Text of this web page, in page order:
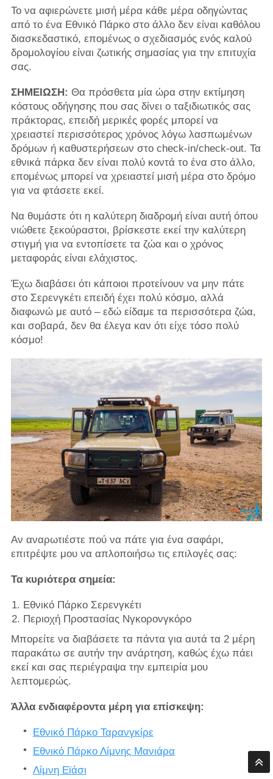
Το να αφιερώνετε μισή μέρα κάθε μέρα οδηγώντας
από το ένα Εθνικό Πάρκο στο άλλο δεν είναι καθόλου
διασκεδαστικό, επομένως ο σχεδιασμός ενός καλού
δρομολογίου είναι ζωτικής σημασίας για την επιτυχία
σας.
ΣΗΜΕΙΩΣΗ: Θα πρόσθετα μία ώρα στην εκτίμηση
κόστους οδήγησης που σας δίνει ο ταξιδιωτικός σας
πράκτορας, επειδή μερικές φορές μπορεί να
χρειαστεί περισσότερος χρόνος λόγω λασπωμένων
δρόμων ή καθυστερήσεων στο check-in/check-out. Τα
εθνικά πάρκα δεν είναι πολύ κοντά το ένα στο άλλο,
επομένως μπορεί να χρειαστεί μισή μέρα στο δρόμο
για να φτάσετε εκεί.
Να θυμάστε ότι η καλύτερη διαδρομή είναι αυτή όπου
νιώθετε ξεκούραστοι, βρίσκεστε εκεί την καλύτερη
στιγμή για να εντοπίσετε τα ζώα και ο χρόνος
μεταφοράς είναι ελάχιστος.
Έχω διαβάσει ότι κάποιοι προτείνουν να μην πάτε
στο Σερενγκέτι επειδή έχει πολύ κόσμο, αλλά
διαφωνώ με αυτό – εδώ είδαμε τα περισσότερα ζώα,
και σοβαρά, δεν θα έλεγα καν ότι είχε τόσο πολύ
κόσμο!
Αν αναρωτιέστε πού να πάτε για ένα σαφάρι,
επιτρέψτε μου να απλοποιήσω τις επιλογές σας:
Τα κυριότερα σημεία:
Εθνικό Πάρκο Σερενγκέτι
Περιοχή Προστασίας Νγκορονγκόρο
Μπορείτε να διαβάσετε τα πάντα για αυτά τα 2 μέρη
παρακάτω σε αυτήν την ανάρτηση, καθώς έχω πάει
εκεί και σας περιέγραψα την εμπειρία μου
λεπτομερώς.
Άλλα ενδιαφέροντα μέρη για επίσκεψη:
Εθνικό Πάρκο Ταρανγκίρε
Εθνικό Πάρκο Λίμνης Μανιάρα
Λίμνη Εϊάσι